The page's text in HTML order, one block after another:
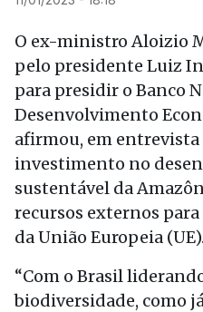
O ex-ministro Aloizio
pelo presidente Luiz
para presidir o Banco
Desenvolvimento
afirmou, em entrevista
investimento no
sustentável da
recursos externos
da União Europeia (UE).
“Com o Brasil
biodiversidade, como